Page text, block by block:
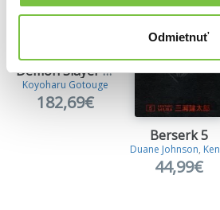
Odmietnuť
Demon Slayer Complete Box Set
Koyoharu Gotouge
182,69€
Berserk 5
Duane Johnson, Kentaro Miura
44,99€